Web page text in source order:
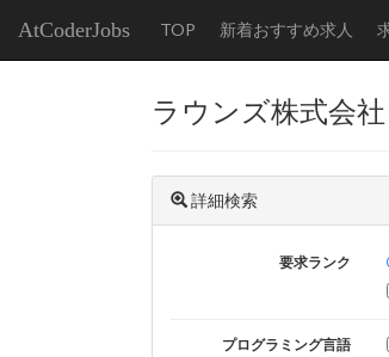
AtCoderJobs TOP 新着おすすめ求人
ラウンズ株式会
詳細検索
要求ランク
プログラミング言語